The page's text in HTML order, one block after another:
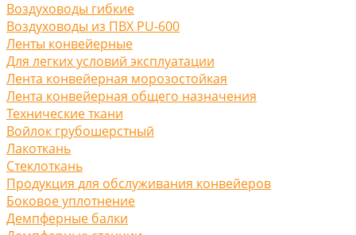
Воздуховоды гибкие
Воздуховоды из ПВХ PU-600
Ленты конвейерные
Для легких условий эксплуатации
Лента конвейерная морозостойкая
Лента конвейерная общего назначения
Технические ткани
Войлок грубошерстный
Лакоткань
Стеклоткань
Продукция для обслуживания конвейеров
Боковое уплотнение
Демпферные балки